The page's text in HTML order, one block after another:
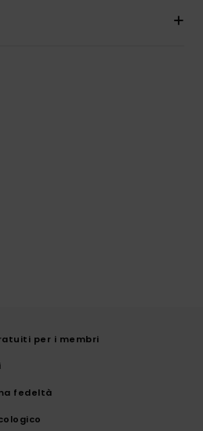
per i membri
fedeltà